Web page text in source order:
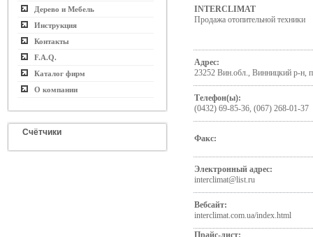
Дерево и Мебель
Инструкция
Контакты
F.A.Q.
Каталог фирм
О компании
Счётчики
INTERCLIMAT
Продажа отопительной техники
Адрес:
23252 Вин.обл., Винницкий р-н,
Телефон(ы):
(0432) 69-85-36, (067) 268-01-37
Факс:
Электронный адрес:
interclimat@list.ru
Вебсайт:
interclimat.com.ua/index.html
Прайс-лист: